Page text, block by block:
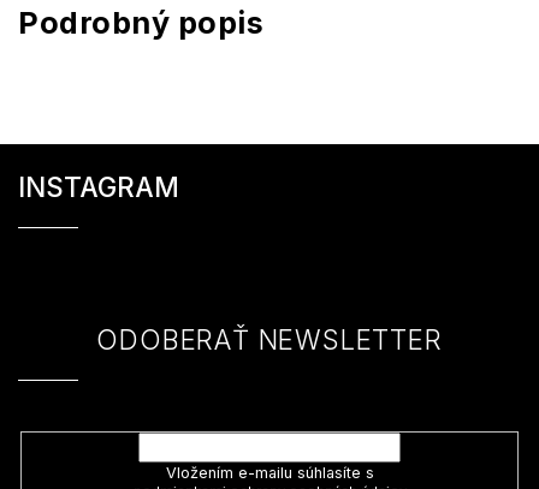
Podrobný popis
INSTAGRAM
ODOBERAŤ NEWSLETTER
Vložením e-mailu súhlasíte s